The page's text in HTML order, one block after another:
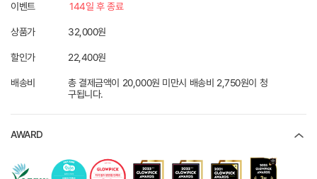
이벤트 144일 후 종료
상품가 32,000원
할인가 22,400원
배송비
총 결제금액이 20,000원 미만시 배송비 2,750원이 청
구됩니다.
AWARD